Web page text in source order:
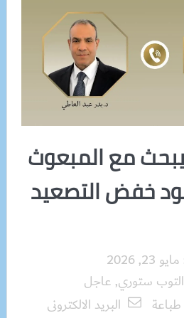
يبحث مع المبعوث
خفض التصعيد
مايو 23, 2026
التوب ستوري, عاجل
طباعة البريد الالكترونى